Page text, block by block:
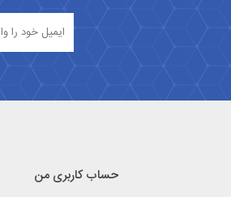
حساب کاربری من